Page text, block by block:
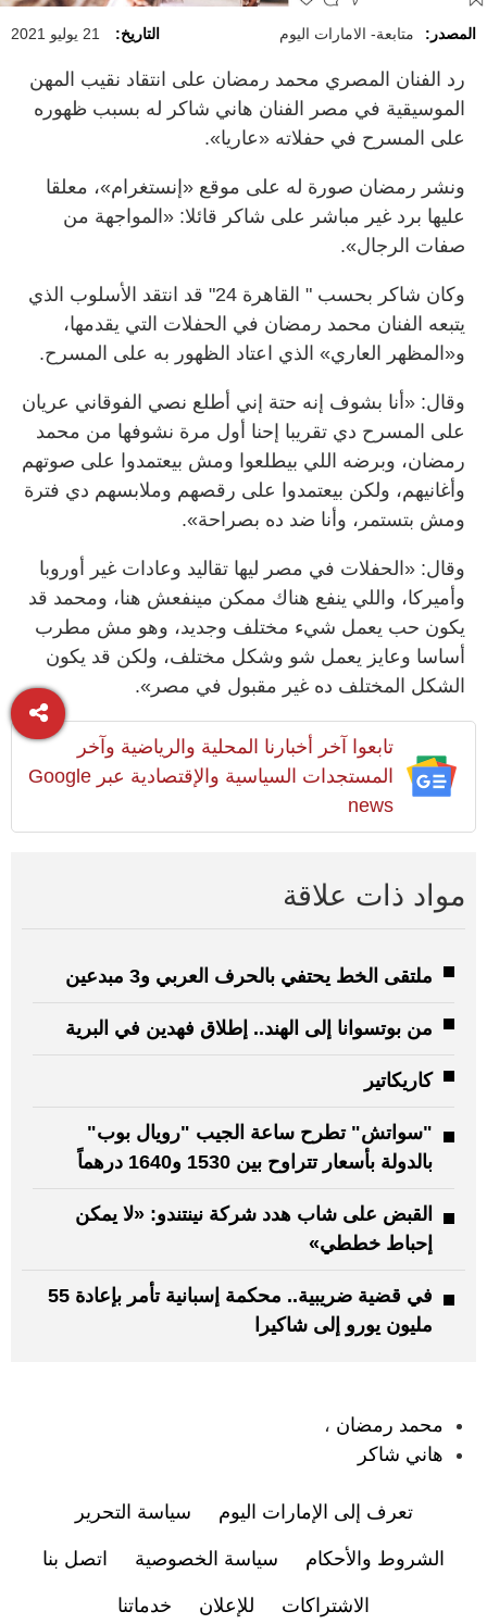
المصدر: متابعة- الامارات اليوم التاريخ: 21 يوليو 2021
رد الفنان المصري محمد رمضان على انتقاد نقيب المهن
الموسيقية في مصر الفنان هاني شاكر له بسبب ظهوره
على المسرح في حفلاته «عاريا».
ونشر رمضان صورة له على موقع «إنستغرام»، معلقا
عليها برد غير مباشر على شاكر قائلا: «المواجهة من
صفات الرجال».
وكان شاكر بحسب " القاهرة 24" قد انتقد الأسلوب الذي
يتبعه الفنان محمد رمضان في الحفلات التي يقدمها،
و«المظهر العاري» الذي اعتاد الظهور به على المسرح.
وقال: «أنا بشوف إنه حتة إني أطلع نصي الفوقاني عريان
على المسرح دي تقريبا إحنا أول مرة نشوفها من محمد
رمضان، وبرضه اللي بيطلعوا ومش بيعتمدوا على صوتهم
وأغانيهم، ولكن بيعتمدوا على رقصهم وملابسهم دي فترة
ومش بتستمر، وأنا ضد ده بصراحة».
وقال: «الحفلات في مصر ليها تقاليد وعادات غير أوروبا
وأميركا، واللي ينفع هناك ممكن مينفعش هنا، ومحمد قد
يكون حب يعمل شيء مختلف وجديد، وهو مش مطرب
أساسا وعايز يعمل شو وشكل مختلف، ولكن قد يكون
الشكل المختلف ده غير مقبول في مصر».
تابعوا آخر أخبارنا المحلية والرياضية وآخر
المستجدات السياسية والإقتصادية عبر Google
news
مواد ذات علاقة
ملتقى الخط يحتفي بالحرف العربي و3 مبدعين
من بوتسوانا إلى الهند.. إطلاق فهدين في البرية
كاريكاتير
"سواتش" تطرح ساعة الجيب "رويال بوب"
بالدولة بأسعار تتراوح بين 1530 و1640 درهماً
القبض على شاب هدد شركة نينتندو: «لا يمكن
إحباط خططي»
في قضية ضريبية.. محكمة إسبانية تأمر بإعادة 55
مليون يورو إلى شاكيرا
محمد رمضان ،
هاني شاكر
تعرف إلى الإمارات اليوم سياسة التحرير
الشروط والأحكام سياسة الخصوصية اتصل بنا
الاشتراكات للإعلان خدماتنا